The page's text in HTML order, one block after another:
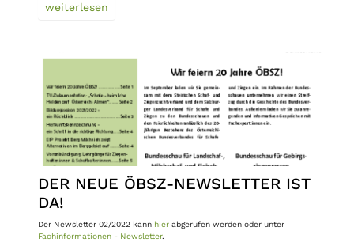
weiterlesen
DER NEUE ÖBSZ-NEWSLETTER IST
DA!
Der Newsletter 02/2022 kann hier abgerufen werden oder unter
Fachinformationen - Newsletter.